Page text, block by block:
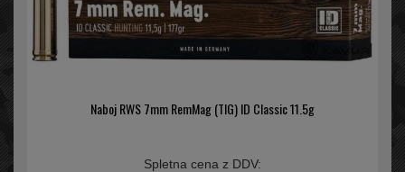
Naboj RWS 7mm RemMag (TIG) ID Classic 11.5g
Spletna cena z DDV: